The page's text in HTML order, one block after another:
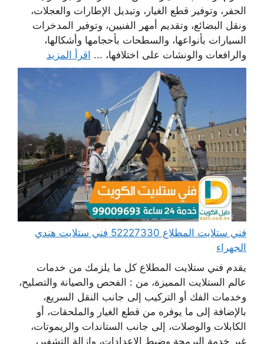
الحفر، وتوفير قطع الغيار، وتبديل الإطارات والعجلات،
ونقل البضائع، وتقديم أمهر الفنيين، وتوفير المدخرات
السيارات بأنواعها، والسطحات بأحجامها وأشكالها،
والرافعات والونشات على اختلافها، ... اقرأ المزيد
فني ستلايت المطلاع 52227330 فني ستلايت هندي
الجهراء
يقدم فني ستلايت المطلاع كل ما يلزمك من خدمات
عالم الستلايت المميزة، من : الفحص والصيانة والتصليح،
وخدمات الفك أو التركيب إلى جانب النقل السريع،
بالإضافة إلى ما يوفره من قطع الغيار والملحقات، أو
الكابلات والوصلات، إلى جانب الستاندات والريموتات،
غير خدمة البرمجة وضبط الإعدادات، وإزالة التشفير،